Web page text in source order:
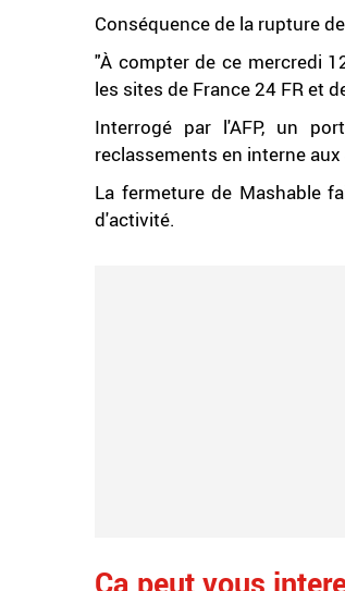
Conséquence de la rupture
"À compter de ce mercredi
les sites de France 24 FR et
Interrogé par l'AFP, un
reclassements en interne
La fermeture de Mashable
d'activité.